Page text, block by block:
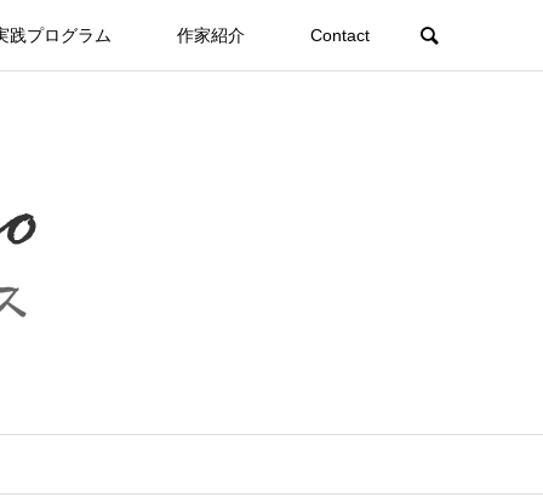
践プログラム 作家紹介 Contact